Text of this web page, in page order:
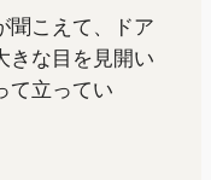
こえて、ドア
きな目を見開い
て立ってい